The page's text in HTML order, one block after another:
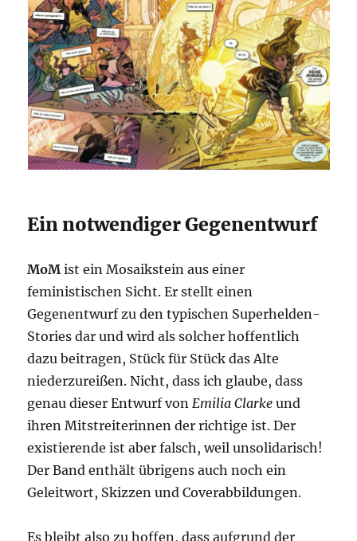
Ein notwendiger Gegenentwurf
MoMist ein Mosaikstein aus einer
feministischen Sicht. Er stellt einen
Gegenentwurf zu den typischen Superhelden-
Stories dar und wird als solcher hoffentlich
dazu beitragen, Stück für Stück das Alte
niederzureißen. Nicht, dass ich glaube, dass
genau dieser Entwurf vonEmilia Clarke und
ihren Mitstreiterinnen der richtige ist. Der
existierende ist aber falsch, weil unsolidarisch!
Der Band enthält übrigens auch noch ein
Geleitwort, Skizzen und Coverabbildungen.
Es bleibt also zu hoffen, dass aufgrund der